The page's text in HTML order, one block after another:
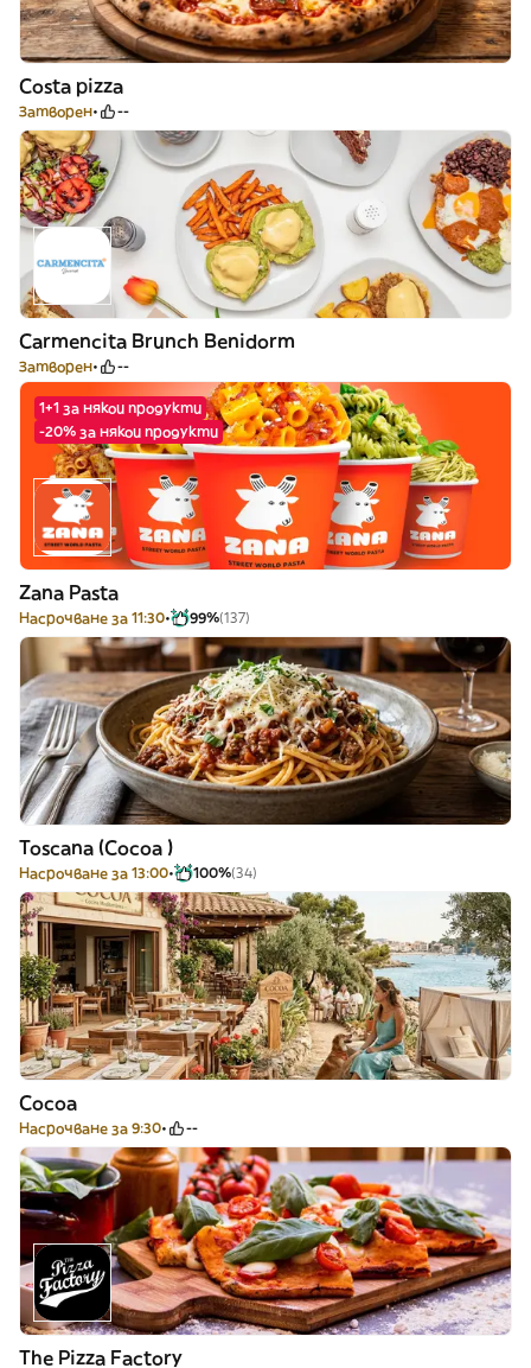
Costa pizza
Затворен --
Carmencita Brunch Benidorm
Затворен --
1+1 за някои продукти
-20% за някои продукти
Zana Pasta
Насрочване за 11:30 99%(137)
Toscana (Cocoa )
Насрочване за 13:00 100%(34)
Cocoa
Насрочване за 9:30 --
The Pizza Factory